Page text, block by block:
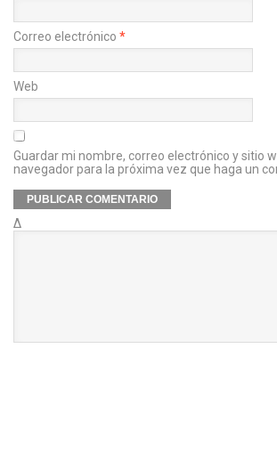
Correo electrónico *
Web
Guardar mi nombre, correo electrónico y sitio
navegador para la próxima vez que haga un
Δ